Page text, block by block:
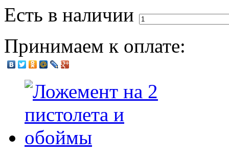
Есть в наличии
Принимаем к оплате: